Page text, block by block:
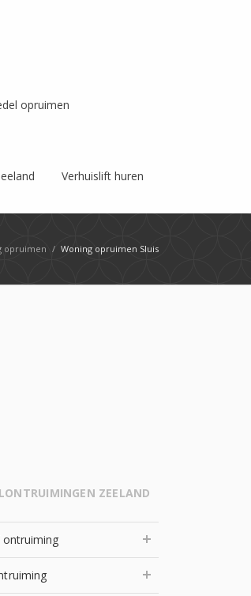
opruimen
Verhuislift huren
opruimen / Woning opruimen Sluis
ZEELAND